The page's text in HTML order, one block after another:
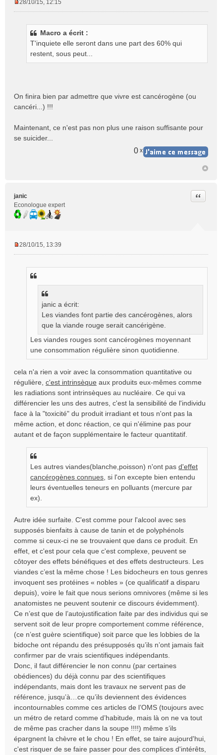
l
u
28/10/15, 12:15
Macro a écrit :
T'inquiete elle seront dans une part des 60% qui
restent, sous peut...
On finira bien par admettre que vivre est cancérogène (ou
cancéri...) !!!
Maintenant, ce n'est pas non plus une raison suffisante pour
se suicider...
0 x
janic
Econologue expert
Citer
28/10/15, 13:39
janic a écrit:
Les viandes font partie des cancérogènes, alors
que la viande rouge serait cancérigène.
Les viandes rouges sont cancérogènes moyennant
une consommation régulière sinon quotidienne.
cela n'a rien a voir avec la consommation quantitative ou
régulière, c'est intrinsèque aux produits eux-mêmes comme
les radiations sont intrinsèques au nucléaire. Ce qui va
différencier les uns des autres, c'est la sensibilité de l'individu
face à la "toxicité" du produit irradiant et tous n'ont pas la
même action, et donc réaction, ce qui n'élimine pas pour
autant et de façon supplémentaire le facteur quantitatif.
Les autres viandes(blanche,poisson) n'ont pas d'effet
cancérogènes connues , si l'on excepte bien entendu
leurs éventuelles teneurs en polluants (mercure par
ex).
Autre idée surfaite. C'est comme pour l'alcool avec ses
supposés bienfaits à cause de tanin et de polyphénols
comme si ceux-ci ne se trouvaient que dans ce produit. En
effet, et c'est pour cela que c'est complexe, peuvent se
côtoyer des effets bénéfiques et des effets destructeurs. Les
viandes c’est la même chose ! Les bidocheurs en tous genres
invoquent ses protéines « nobles » (ce qualificatif a disparu
depuis), voire le fait que nous serions omnivores (même si les
anatomistes ne peuvent soutenir ce discours évidemment).
Ce n’est que de l’autojustification faite par des individus qui se
servent soit de leur propre comportement comme référence,
(ce n’est guère scientifique) soit parce que les lobbies de la
bidoche ont répandu des présupposés qu’ils n’ont jamais fait
confirmer par de vrais scientifiques indépendants.
Donc, il faut différencier le non connu (par certaines
obédiences) du déjà connu par des scientifiques
indépendants, mais dont les travaux ne servent pas de
référence, jusqu’à…ce qu’ils deviennent des évidences
incontournables comme ces articles de l’OMS (toujours avec
un métro de retard comme d’habitude, mais là on ne va tout
de même pas cracher dans la soupe !!!!) même s’ils
épargnent la chèvre et le chou ! En effet, se taire aujourd'hui,
c'est risquer de se faire passer pour des complices d'intérêts,